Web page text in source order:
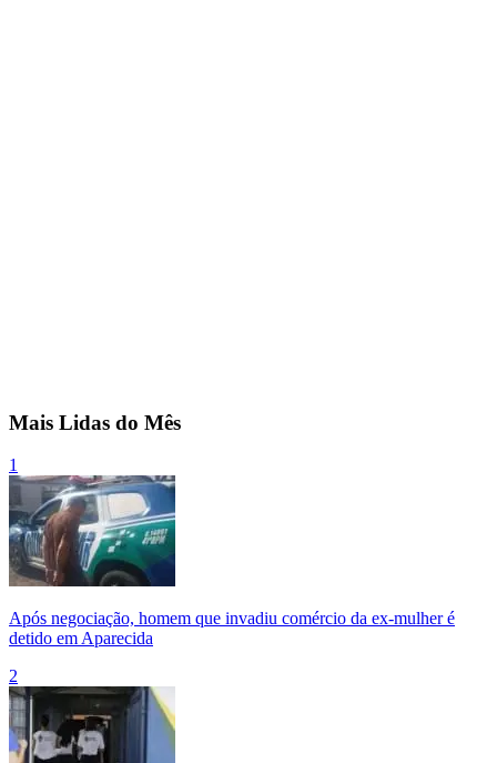
Mais Lidas do Mês
1
Após negociação, homem que invadiu comércio da ex-mulher é
detido em Aparecida
2